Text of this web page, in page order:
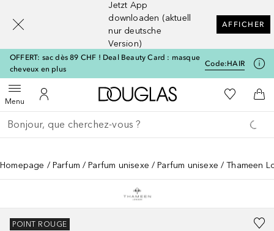
Jetzt App
downloaden (aktuell
nur deutsche
Version)
AFFICHER
OFFERT: sac dès 89 CHF ! Deal Beauty Card : masque
cheveux en plus
Code:HAIR
MenuOuvrir le menuVers Mon Compte
Vers l'accueil Douglas
Vers Ma
Retourner
Exécuter la recherche
Homepage Parfum Parfum unisexe Parfum unisexe Thameen
POINT ROUGE
[navigation.slideout.screenreader]